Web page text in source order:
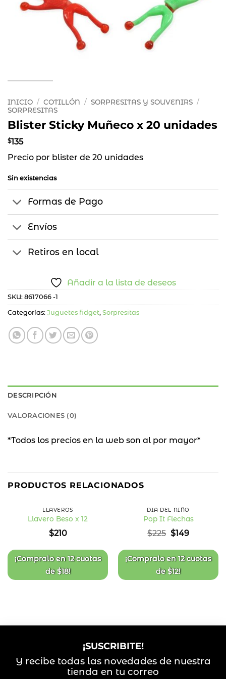
INICIO / COTILLÓN / SORPRESITAS Y SOUVENIRS /
SORPRESITAS
Blister Sticky Muñeco x 20 unidades
$135
Precio por blister de 20 unidades
Sin existencias
Formas de Pago
Envíos
Retiros en local
Añadir a la lista de deseos
SKU: 8617066 -1
Categorías: Juguetes fidget, Sorpresitas
DESCRIPCIÓN
VALORACIONES (0)
*Todos los precios en la web son al por mayor*
PRODUCTOS RELACIONADOS
de
deseos
LLAVEROS
Llavero Beso x 12
$210
¡Compralo en12 cuotas
de$18!
de
deseos
DÍA DEL NIÑO
Pop It Flechas
$225 El
original
era:
$225.
$149El
actual
es:
$149.
¡Compralo en12 cuotas
de$12!
¡SUSCRIBITE!
Y recibe todas las novedades de nuestra
tienda en tu correo